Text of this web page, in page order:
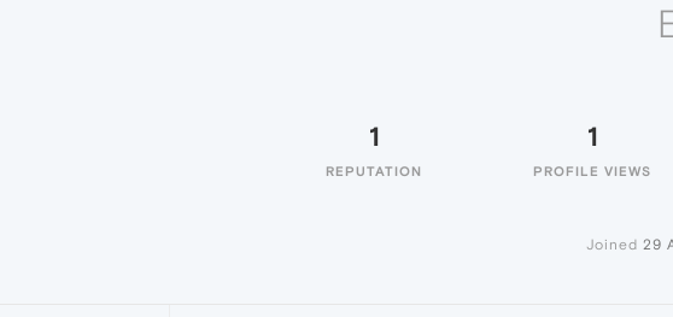
1
REPUTATION
1
PROFILE VIEWS
Joined 29